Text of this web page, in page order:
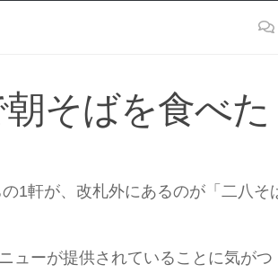
そばを食べた
1軒が、改札外にあるのが「二八そ
ューが提供されていることに気がつ